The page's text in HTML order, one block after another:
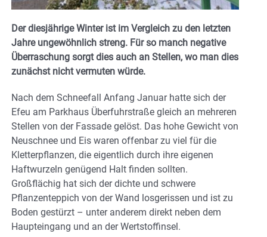
Der diesjährige Winter ist im Vergleich zu den letzten
Jahre ungewöhnlich streng. Für so manch negative
Überraschung sorgt dies auch an Stellen, wo man dies
zunächst nicht vermuten würde.
Nach dem Schneefall Anfang Januar hatte sich der
Efeu am Parkhaus Überfuhrstraße gleich an mehreren
Stellen von der Fassade gelöst. Das hohe Gewicht von
Neuschnee und Eis waren offenbar zu viel für die
Kletterpflanzen, die eigentlich durch ihre eigenen
Haftwurzeln genügend Halt finden sollten.
Großflächig hat sich der dichte und schwere
Pflanzenteppich von der Wand losgerissen und ist zu
Boden gestürzt – unter anderem direkt neben dem
Haupteingang und an der Wertstoffinsel.